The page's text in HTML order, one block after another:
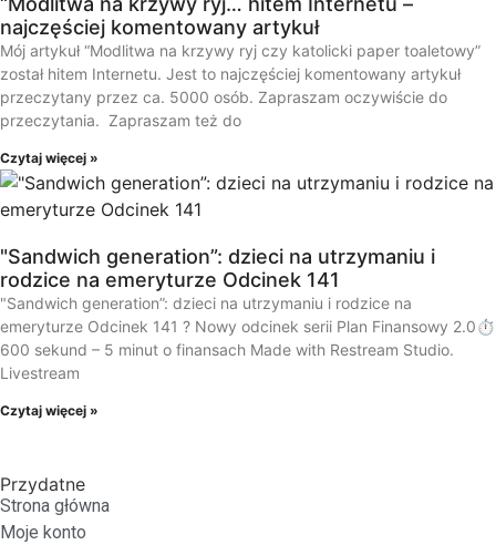
najczęściej komentowany artykuł
Mój artykuł “Modlitwa na krzywy ryj czy katolicki paper toaletowy”
został hitem Internetu. Jest to najczęściej komentowany artykuł
przeczytany przez ca. 5000 osób. Zapraszam oczywiście do
przeczytania. Zapraszam też do
Czytaj więcej »
"Sandwich generation”: dzieci na utrzymaniu i
rodzice na emeryturze Odcinek 141
"Sandwich generation”: dzieci na utrzymaniu i rodzice na
emeryturze Odcinek 141 ? Nowy odcinek serii Plan Finansowy 2.0⏱️
600 sekund – 5 minut o finansach Made with Restream Studio.
Livestream
Czytaj więcej »
Przydatne
Strona główna
Moje konto